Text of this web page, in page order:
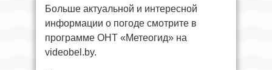
Больше актуальной и интересной
информации о погоде смотрите в
программе ОНТ «Метеогид» на
videobel.by.